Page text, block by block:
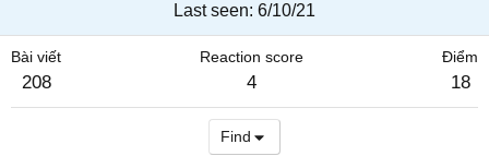
Last seen 6/10/21
Bài viết
208
Reaction score
4
Điểm
18
Find